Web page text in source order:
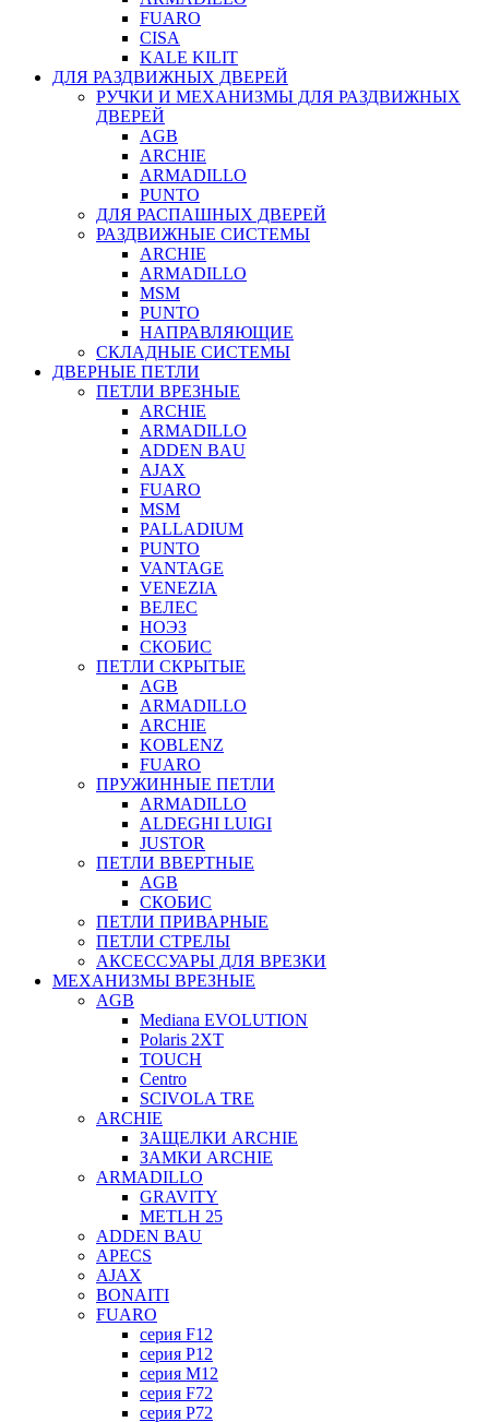
FUARO
CISA
KALE KILIT
ДЛЯ РАЗДВИЖНЫХ ДВЕРЕЙ
РУЧКИ И МЕХАНИЗМЫ ДЛЯ РАЗДВИЖНЫХ
ДВЕРЕЙ
AGB
ARCHIE
ARMADILLO
PUNTO
ДЛЯ РАСПАШНЫХ ДВЕРЕЙ
РАЗДВИЖНЫЕ СИСТЕМЫ
ARCHIE
ARMADILLO
MSM
PUNTO
НАПРАВЛЯЮЩИЕ
СКЛАДНЫЕ СИСТЕМЫ
ДВЕРНЫЕ ПЕТЛИ
ПЕТЛИ ВРЕЗНЫЕ
ARCHIE
ARMADILLO
ADDEN BAU
AJAX
FUARO
MSM
PALLADIUM
PUNTO
VANTAGE
VENEZIA
ВЕЛЕС
НОЭЗ
СКОБИС
ПЕТЛИ СКРЫТЫЕ
AGB
ARMADILLO
ARCHIE
KOBLENZ
FUARO
ПРУЖИННЫЕ ПЕТЛИ
ARMADILLO
ALDEGHI LUIGI
JUSTOR
ПЕТЛИ ВВЕРТНЫЕ
AGB
СКОБИС
ПЕТЛИ ПРИВАРНЫЕ
ПЕТЛИ СТРЕЛЫ
АКСЕССУАРЫ ДЛЯ ВРЕЗКИ
МЕХАНИЗМЫ ВРЕЗНЫЕ
AGB
Mediana EVOLUTION
Polaris 2XT
TOUCH
Centro
SCIVOLA TRE
ARCHIE
ЗАЩЕЛКИ ARCHIE
ЗАМКИ ARCHIE
ARMADILLO
GRAVITY
METLH 25
ADDEN BAU
APECS
AJAX
BONAITI
FUARO
серия F12
серия P12
серия M12
серия F72
серия P72